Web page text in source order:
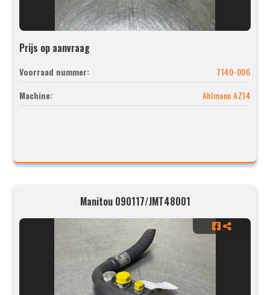
Prijs op aanvraag
Voorraad nummer:
7140-006
Machine:
Ahlmann AZ14
Manitou 090117/JMT48001